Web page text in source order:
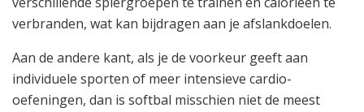
verbranden, wat kan bijdragen aan je afslankdoelen.
Aan de andere kant, als je de voorkeur geeft aan
individuele sporten of meer intensieve cardio-
oefeningen, dan is softbal misschien niet de meest